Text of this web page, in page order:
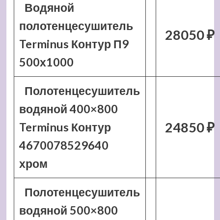
Водяной
полотенцесушитель
Terminus Контур П9
500х1000
28050 ₽
Полотенцесушитель
водяной 400×800
Terminus Контур
4670078529640
хром
24850 ₽
Полотенцесушитель
водяной 500×800